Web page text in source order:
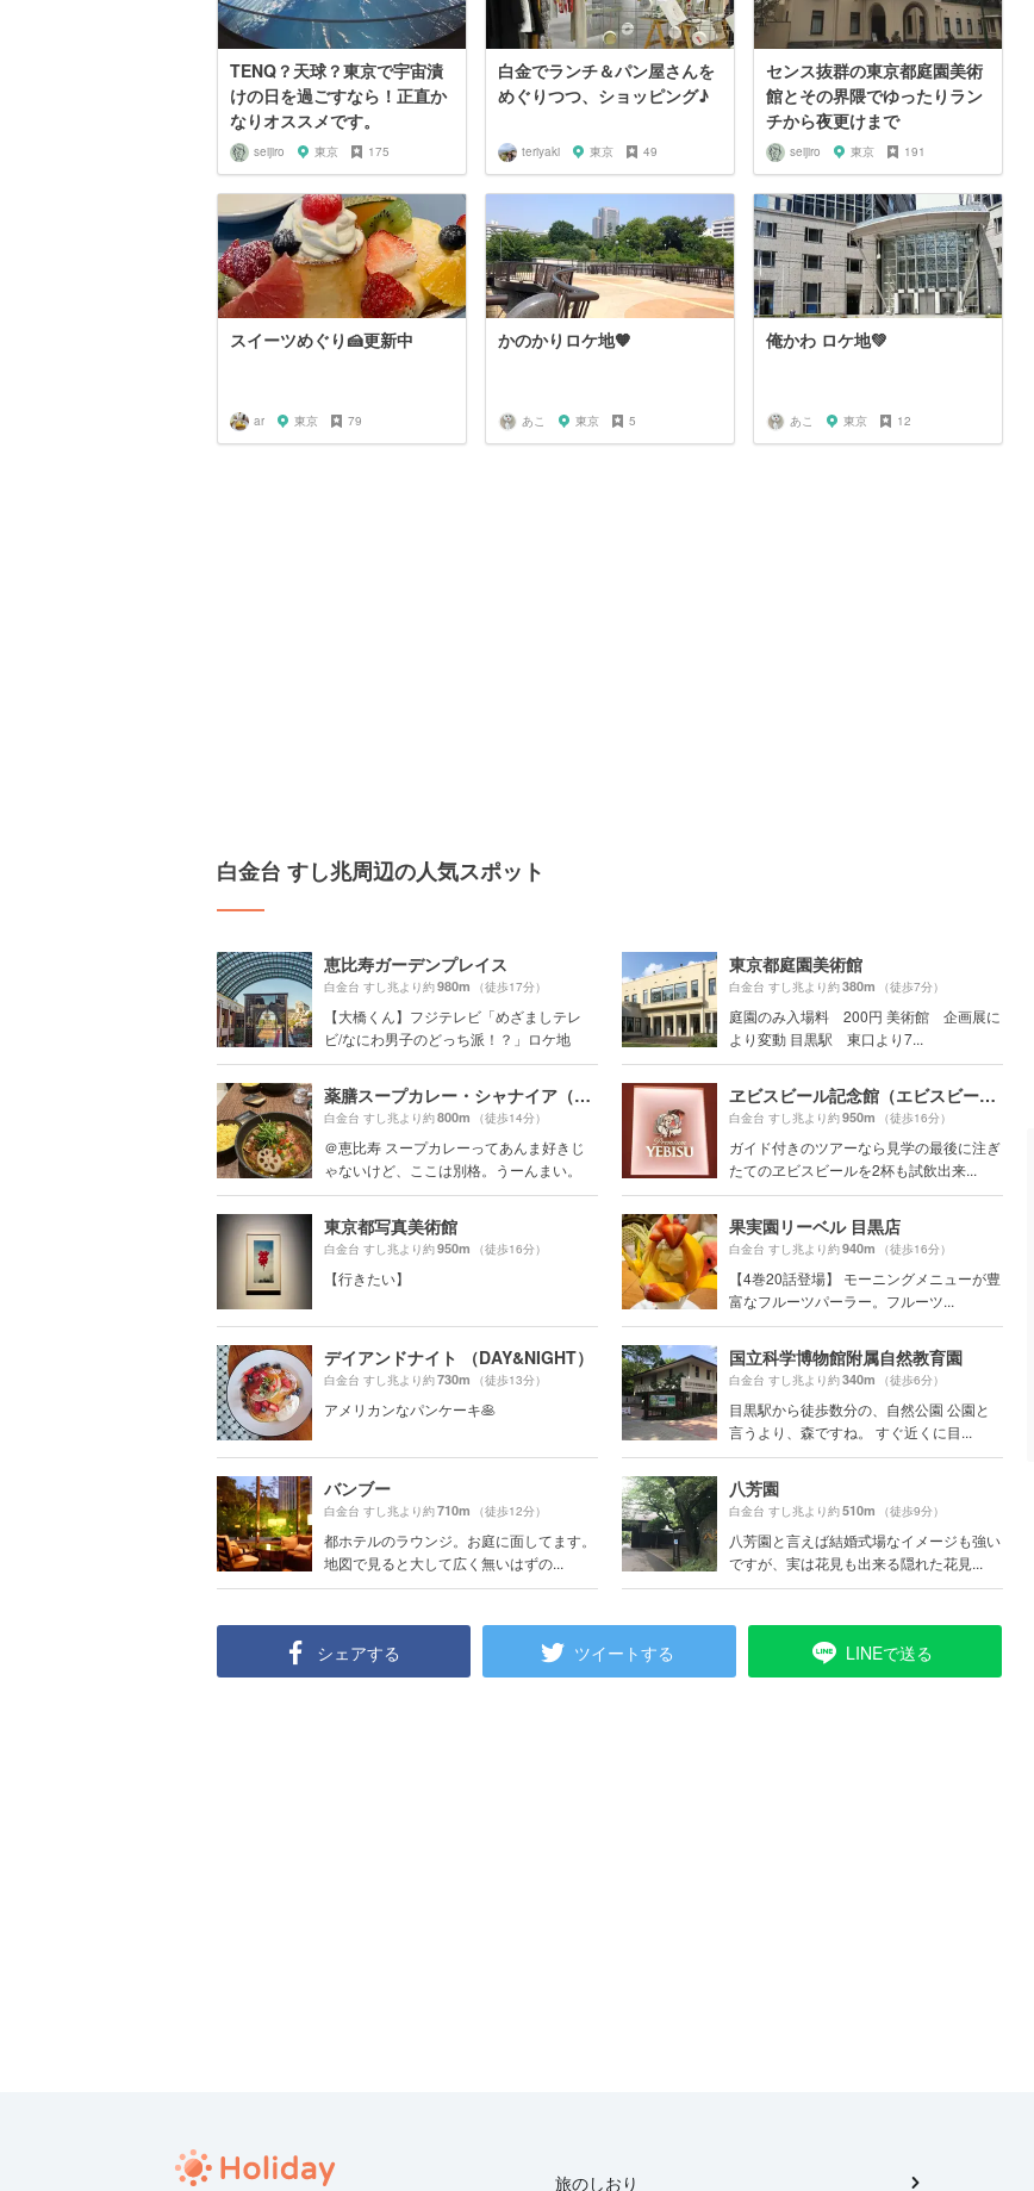
TENQ？天球？東京で宇宙漬
けの日を過ごすなら！正直か
なりオススメです。
seijiro 東京 175
白金でランチ＆パン屋さんを
めぐりつつ、ショッピング♪
teriyaki 東京 49
センス抜群の東京都庭園美術
館とその界隈でゆったりラン
チから夜更けまで
seijiro 東京 191
スイーツめぐり🍰更新中
ar 東京 79
かのかりロケ地🧡
あこ 東京 5
俺かわ ロケ地💚
あこ 東京 12
白金台 すし兆周辺の人気スポット
恵比寿ガーデンプレイス
白金台 すし兆より約980m （徒歩17分）
【大橋くん】フジテレビ「めざましテレ
ビ/なにわ男子のどっち派！？」ロケ地
東京都庭園美術館
白金台 すし兆より約380m （徒歩7分）
庭園のみ入場料 200円 美術館 企画展に
より変動 目黒駅 東口より7...
薬膳スープカレー・シャナイア（Shania）
白金台 すし兆より約800m （徒歩14分）
＠恵比寿 スープカレーってあんま好きじ
ゃないけど、ここは別格。うーんまい。
ヱビスビール記念館（エビスビール）
白金台 すし兆より約950m （徒歩16分）
ガイド付きのツアーなら見学の最後に注ぎ
たてのヱビスビールを2杯も試飲出来...
東京都写真美術館
白金台 すし兆より約950m （徒歩16分）
【行きたい】
果実園リーベル 目黒店
白金台 すし兆より約940m （徒歩16分）
【4巻20話登場】 モーニングメニューが豊
富なフルーツパーラー。フルーツ...
デイアンドナイト （DAY&NIGHT）
白金台 すし兆より約730m （徒歩13分）
アメリカンなパンケーキ🥞
国立科学博物館附属自然教育園
白金台 すし兆より約340m （徒歩6分）
目黒駅から徒歩数分の、自然公園 公園と
言うより、森ですね。 すぐ近くに目...
バンブー
白金台 すし兆より約710m （徒歩12分）
都ホテルのラウンジ。お庭に面してます。
地図で見ると大して広く無いはずの...
八芳園
白金台 すし兆より約510m （徒歩9分）
八芳園と言えば結婚式場なイメージも強い
ですが、実は花見も出来る隠れた花見...
シェアする ツイートする LINEで送る
旅のしおり